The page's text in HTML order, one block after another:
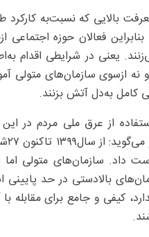
بالایی که نسبت‌به‌
یعنی در شرایطی اقدام
ازسوی سازمان‌های متولی
کامل به‌دل آتش بزنند.
از عرق ملی مردم در
سازمان‌های متولی اما
بالادستی در حد
کیفی و جامع برای مقابله